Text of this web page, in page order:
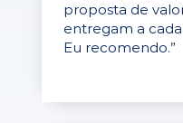
proposta de
entregam a
Eu recomendo.”